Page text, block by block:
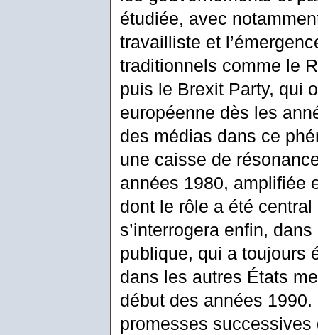
étudiée, avec
travailliste et
traditionnels comme le
puis le Brexit Party, qui
européenne dès les
des médias dans ce
une caisse de
années 1980, amplifiée
dont le rôle a été
s’interrogera enfin,
publique, qui a toujours
dans les autres États
début des années
promesses successives